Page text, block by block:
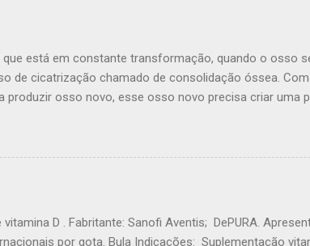
mindinho. Como o nervo entra na mão, ele viaja através
na mão que ajuda com movimentos finos...
está em constante transformação, quando o osso
de cicatrização chamado de consolidação óssea.
produzir osso novo, esse osso novo precisa criar uma
para cicatrizar precisa que os fragmentos ósseos
é colocar os ossos numa posição adequada para que
o gesso a fratura irá consolidar certa? ( De que
muitos pacientes pensam. Após colocar o osso no
D . Fabritante: Sanofi Aventis; DePURA.
por gota. Bula Indicações: Suplementação